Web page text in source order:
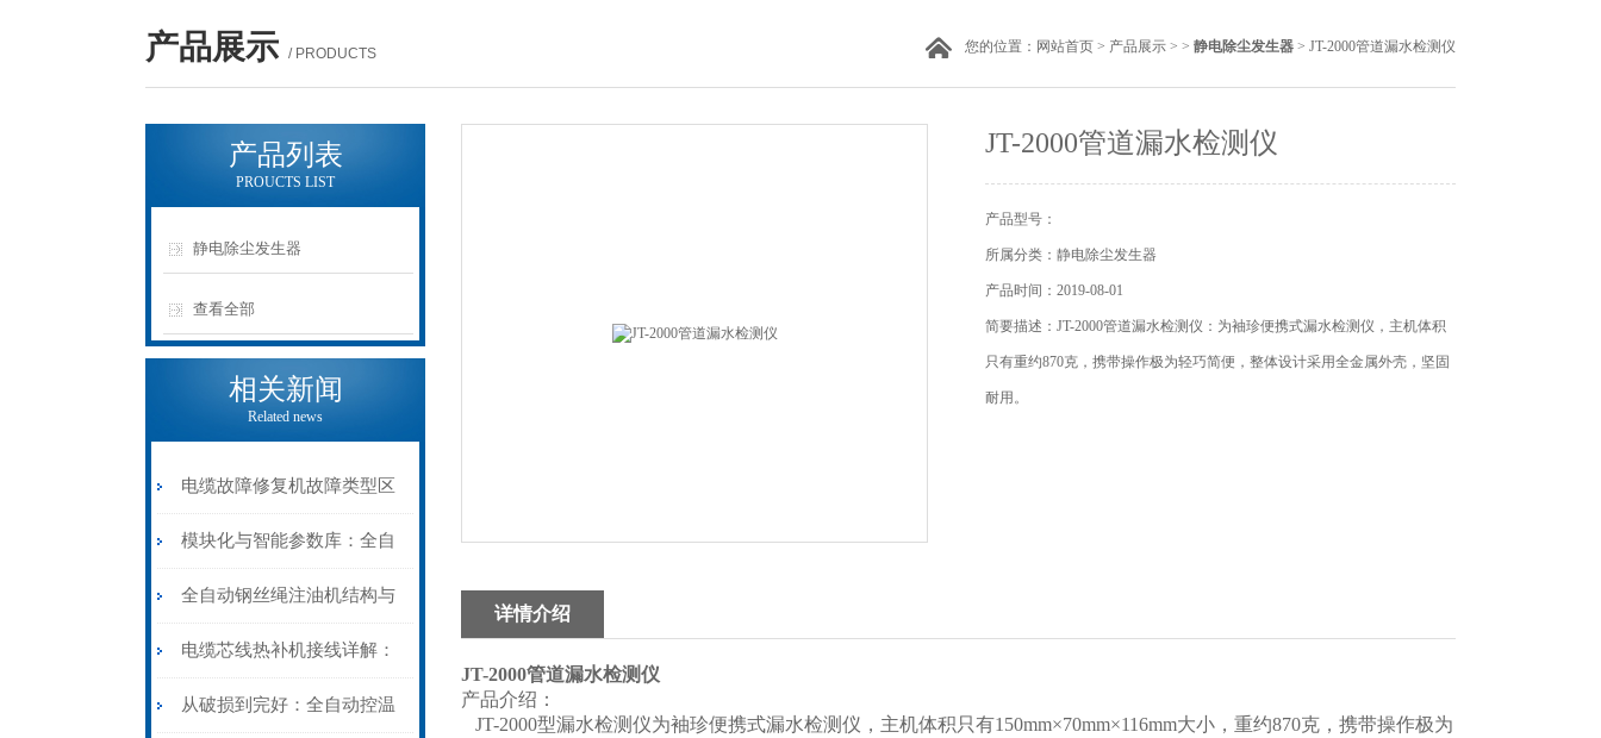
产品展示 / PRODUCTS 您的位置： 网站首页 > 产品展示 > > 静电除尘发生器 > JT-2000管道漏水检测仪
产品列表
PROUCTS LIST
静电除尘发生器
查看全部
相关新闻
Related news
电缆故障修复机故障类型区
分指南：从“绝缘电
阻”到“波形特征”的精准诊
断逻辑
模块化与智能参数库：全自
动电缆修复机的快速换型逻
辑
全自动钢丝绳注油机结构与
工作原理：揭秘高效润滑的
机械密码
电缆芯线热补机接线详解：
从入门到精通
从破损到完好：全自动控温
JT-2000管道漏水检测仪
产品型号：
所属分类：静电除尘发生器
产品时间：2019-08-01
简要描述：JT-2000管道漏水检测仪：为袖珍便携式漏水检测仪，主机体积
只有重约870克，携带操作极为轻巧简便，整体设计采用全金属外壳，坚固
耐用。
详情介绍
JT-2000管道漏水检测仪
产品介绍：
JT-2000型漏水检测仪为袖珍便携式漏水检测仪，主机体积只有150mm×70mm×116mm大小，重约870克，携带操作极为